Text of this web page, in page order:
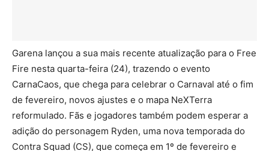
Garena lançou a sua mais recente atualização para o Free
Fire nesta quarta-feira (24), trazendo o evento
CarnaCaos, que chega para celebrar o Carnaval até o fim
de fevereiro, novos ajustes e o mapa NeXTerra
reformulado. Fãs e jogadores também podem esperar a
adição do personagem Ryden, uma nova temporada do
Contra Squad (CS), que começa em 1º de fevereiro e